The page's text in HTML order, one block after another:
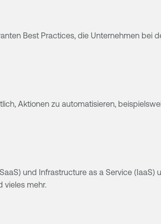
Best Practices, die Unternehmen bei
Aktionen zu automatisieren,
und Infrastructure as a Service (IaaS)
vieles mehr.